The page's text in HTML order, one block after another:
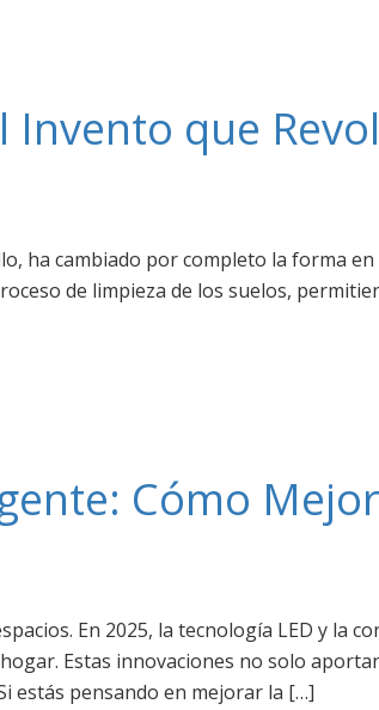
Invento que
ha cambiado por completo la forma
de limpieza de los suelos,
Cómo
En 2025, la tecnología LED y la
Estas innovaciones no solo
estás pensando en mejorar la […]